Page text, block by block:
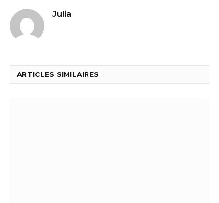
Julia
ARTICLES SIMILAIRES